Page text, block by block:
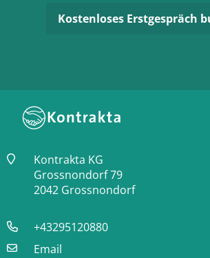
Kostenloses Erstgespräch
Kontrakta KG
Grossnondorf 79
2042 Grossnondorf
+43295120880
Email